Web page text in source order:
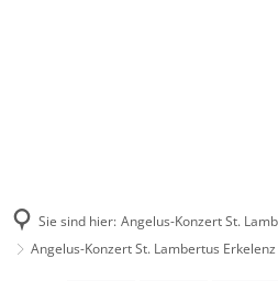
Sie sind hier: Angelus-Konzert St.
Angelus-Konzert St. Lambertus Erkelenz